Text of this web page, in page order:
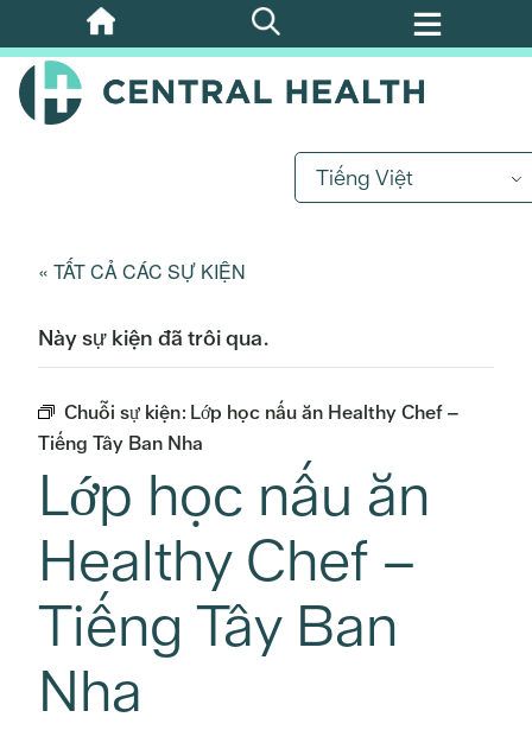
Bỏ
qua
nội
Tiếng Việt
« TẤT CẢ CÁC SỰ KIỆN
Này sự kiện đã trôi qua.
Chuỗi sự kiện: Lớp học nấu ăn Healthy Chef –
Tiếng Tây Ban Nha
Lớp học nấu ăn
Healthy Chef –
Tiếng Tây Ban
Nha